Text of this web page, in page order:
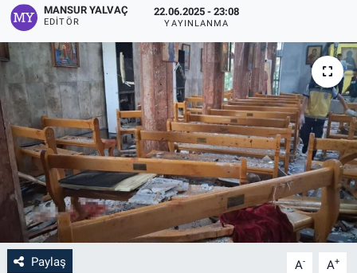
MANSUR YALVAÇ
EDITÖR
22.06.2025 - 23:08
YAYINLANMA
Paylaş A- A+